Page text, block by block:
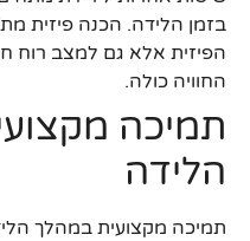
בזמן הלידה. הכנה פיזית
הפיזית אלא גם למצב רוח
החוויה כולה.
תמיכה
הלידה
תמיכה מקצועית במהלך